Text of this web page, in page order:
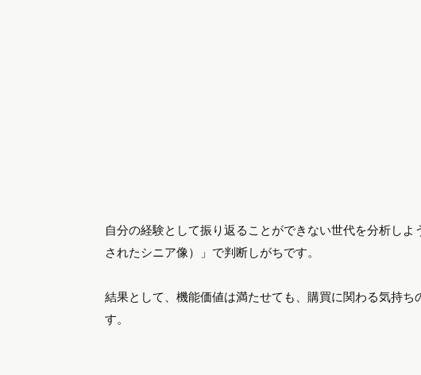
自分の経験として振り返ることができない世代を分析し
されたシニア像）」で判断しがちです。
結果として、機能価値は満たせても、購買に関わる気持
す。